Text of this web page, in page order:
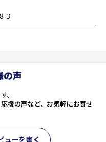
3
の声
。
援の声など、お気軽にお寄せ
ューを書く